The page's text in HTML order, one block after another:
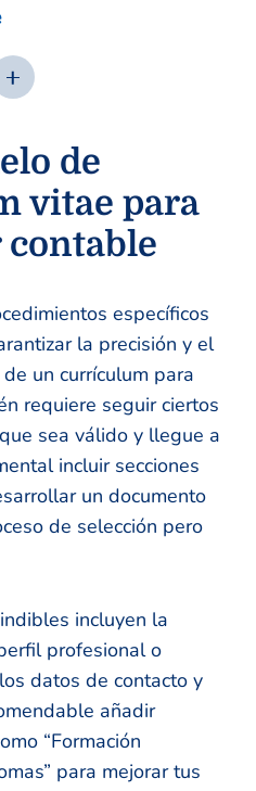
de
vitae para
específicos
la precisión y el
un currículum para
requiere seguir ciertos
sea válido y llegue a
incluir secciones
un documento
de selección pero
incluyen la
profesional o
datos de contacto y
añadir
“Formación
para mejorar tus